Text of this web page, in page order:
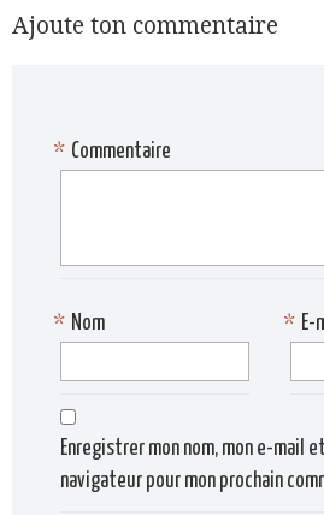
Ajoute ton commentaire
Commentaire
*
Nom
* E-
*
Enregistrer mon nom, mon e-mail
navigateur pour mon prochain